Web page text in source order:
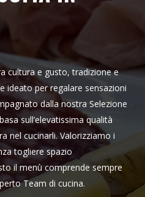
cultura e gusto, tradizione e
ideato per regalare sensazioni
dalla nostra Selezione
sull’elevatissima qualità
nel cucinarli. Valorizziamo i
togliere spazio
il menù comprende sempre
Team di cucina.